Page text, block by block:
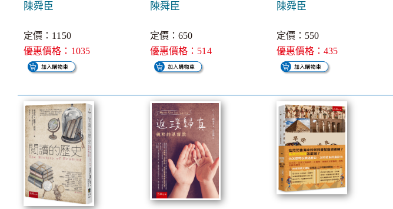
陳舜臣
定價：1150
優惠價格：1035
陳舜臣
定價：650
優惠價格：514
陳舜臣
定價：550
優惠價格：435